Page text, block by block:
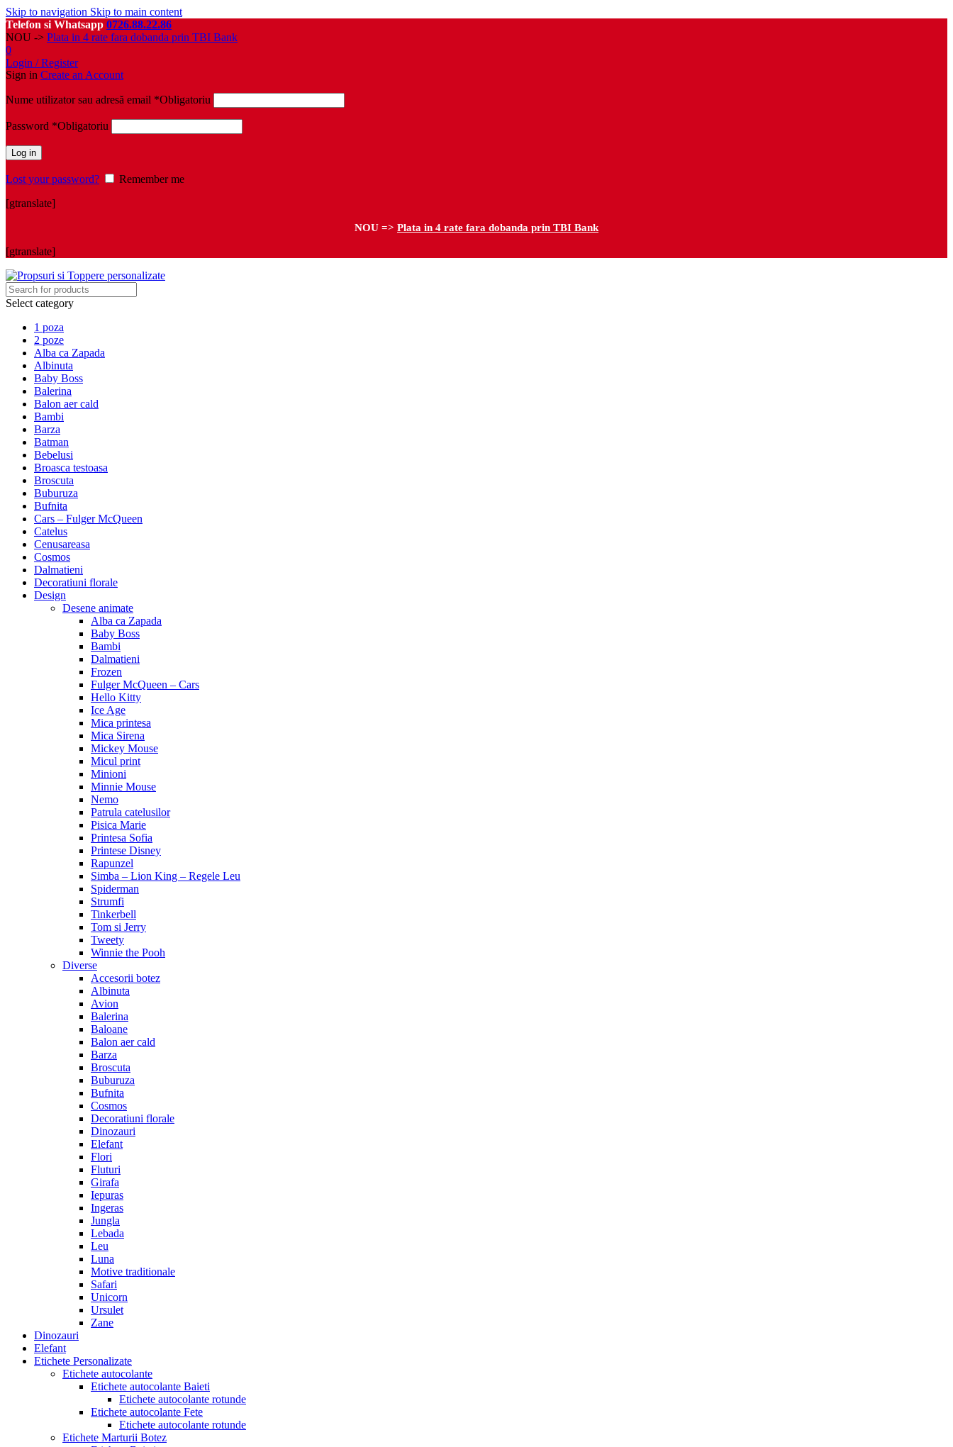
Skip to navigation Skip to main content
Telefon si Whatsapp 0726.88.22.86
NOU -> Plata in 4 rate fara dobanda prin TBI Bank
0
Login / Register
Sign in Create an Account
Nume utilizator sau adresă email *Obligatoriu
Password *Obligatoriu
Log in
Lost your password?
Remember me
[gtranslate]
NOU => Plata in 4 rate fara dobanda prin TBI Bank
[gtranslate]
Select category
1 poza
2 poze
Alba ca Zapada
Albinuta
Baby Boss
Balerina
Balon aer cald
Bambi
Barza
Batman
Bebelusi
Broasca testoasa
Broscuta
Buburuza
Bufnita
Cars – Fulger McQueen
Catelus
Cenusareasa
Cosmos
Dalmatieni
Decoratiuni florale
Design
Desene animate
Alba ca Zapada
Baby Boss
Bambi
Dalmatieni
Frozen
Fulger McQueen – Cars
Hello Kitty
Ice Age
Mica printesa
Mica Sirena
Mickey Mouse
Micul print
Minioni
Minnie Mouse
Nemo
Patrula catelusilor
Pisica Marie
Printesa Sofia
Printese Disney
Rapunzel
Simba – Lion King – Regele Leu
Spiderman
Strumfi
Tinkerbell
Tom si Jerry
Tweety
Winnie the Pooh
Diverse
Accesorii botez
Albinuta
Avion
Balerina
Baloane
Balon aer cald
Barza
Broscuta
Buburuza
Bufnita
Cosmos
Decoratiuni florale
Dinozauri
Elefant
Flori
Fluturi
Girafa
Iepuras
Ingeras
Jungla
Lebada
Leu
Luna
Motive traditionale
Safari
Unicorn
Ursulet
Zane
Dinozauri
Elefant
Etichete Personalizate
Etichete autocolante
Etichete autocolante Baieti
Etichete autocolante rotunde
Etichete autocolante Fete
Etichete autocolante rotunde
Etichete Marturii Botez